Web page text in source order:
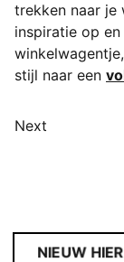
trekken naar je
inspiratie op
stijl naar een
Next
NIEUW